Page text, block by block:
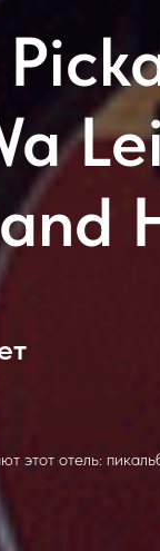
этот отель: